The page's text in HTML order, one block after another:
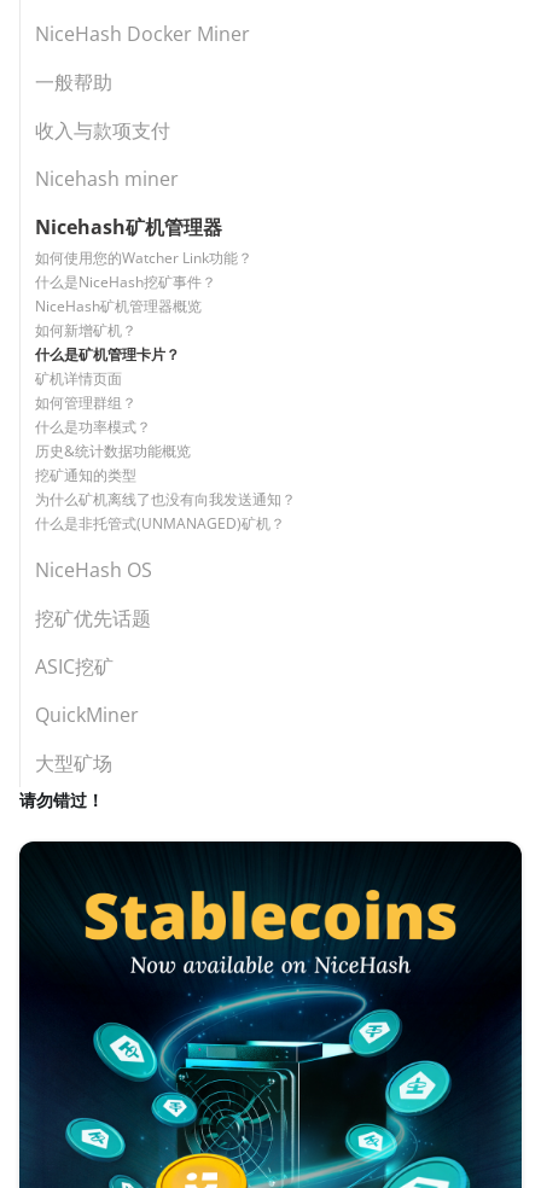
NiceHash Docker Miner
一般帮助
收入与款项支付
Nicehash miner
Nicehash矿机管理器
如何使用您的Watcher Link功能？
什么是NiceHash挖矿事件？
NiceHash矿机管理器概览
如何新增矿机？
什么是矿机管理卡片？
矿机详情页面
如何管理群组？
什么是功率模式？
历史&统计数据功能概览
挖矿通知的类型
为什么矿机离线了也没有向我发送通知？
什么是非托管式(UNMANAGED)矿机？
NiceHash OS
挖矿优先话题
ASIC挖矿
QuickMiner
大型矿场
请勿错过！